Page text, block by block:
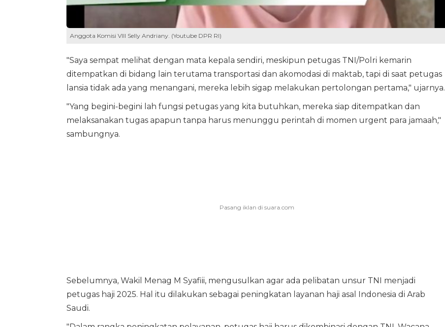
Anggota Komisi VIII Selly Andriany. (Youtube DPR RI)
"Saya sempat melihat dengan mata kepala sendiri, meskipun petugas TNI/Polri kemarin
ditempatkan di bidang lain terutama transportasi dan akomodasi di maktab, tapi di saat petugas
lansia tidak ada yang menangani, mereka lebih sigap melakukan pertolongan pertama," ujarnya.
"Yang begini-begini lah fungsi petugas yang kita butuhkan, mereka siap ditempatkan dan
melaksanakan tugas apapun tanpa harus menunggu perintah di momen urgent para jamaah,"
sambungnya.
Sebelumnya, Wakil Menag M Syafiii, mengusulkan agar ada pelibatan unsur TNI menjadi
petugas haji 2025. Hal itu dilakukan sebagai peningkatan layanan haji asal Indonesia di Arab
Saudi.